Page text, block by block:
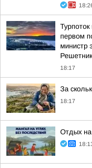
первом
министр
18:17
За
18:17
Отдых